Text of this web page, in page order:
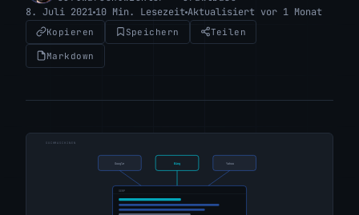
8. Juli 2021 10 Min. Lesezeit Aktualisiert vor 1 Monat
Kopieren Speichern Teilen
Markdown